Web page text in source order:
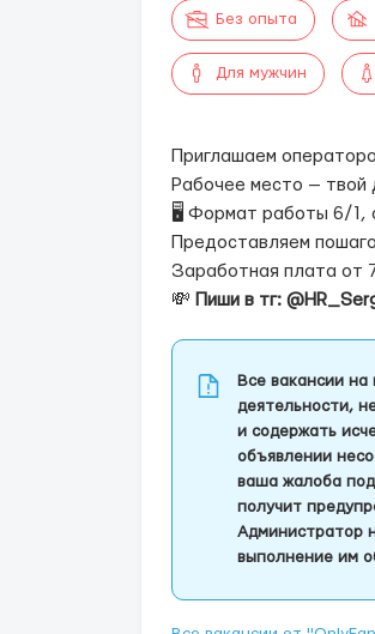
Без опыта
Для мужчин
Приглашаем
Рабочее место — твой
🖥 Формат работы 6/1,
Предоставляем
Заработная плата от
💸
Пиши в тг:
Все вакансии
деятельности,
и содержать
объявлении
ваша жалоба
получит
Администратор
выполнение им